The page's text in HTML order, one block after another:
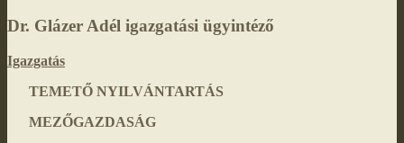
Dr. Glázer Adél igazgatási ügyintéző
Igazgatás
TEMETŐ NYILVÁNTARTÁS
MEZŐGAZDASÁG